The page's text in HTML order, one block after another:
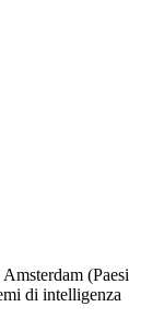
(Paesi
di intelligenza